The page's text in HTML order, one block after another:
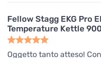
Fellow Stagg EKG Pro
Temperature Kettle
Oggetto tanto atteso!